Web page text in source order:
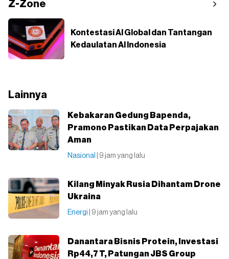
Z-Zone
Kontestasi AI Global dan Tantangan
Kedaulatan AI Indonesia
Lainnya
Kebakaran Gedung Bapenda,
Pramono Pastikan Data Perpajakan
Aman
Nasional | 9 jam yang lalu
Kilang Minyak Rusia Dihantam Drone
Ukraina
Energi | 9 jam yang lalu
Danantara Bisnis Protein, Investasi
Rp44,7 T, Patungan JBS Group